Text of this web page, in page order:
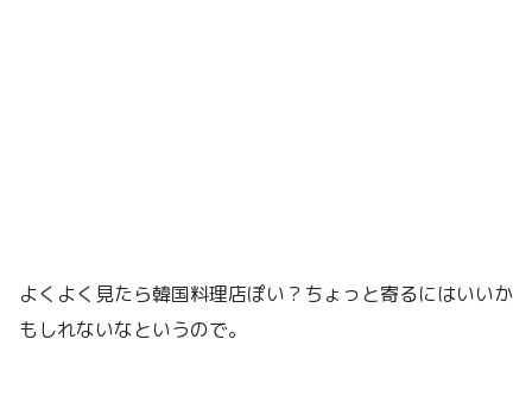
よくよく見たら韓国料理店ぽい？ちょっと寄るにはいいか
もしれないなというので。